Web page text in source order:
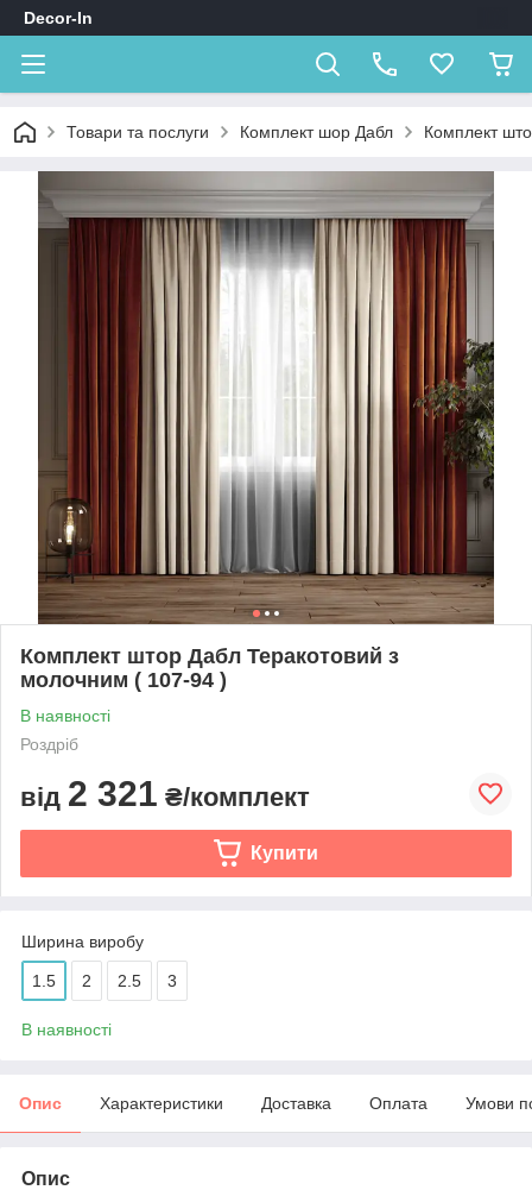
Decor-In
Товари та послуги Комплект шор Дабл Комплект
Комплект штор Дабл Теракотовий з
молочним ( 107-94 )
В наявності
Роздріб
від 2 321 ₴/комплект
Купити
Ширина виробу
1.5 2 2.5 3
В наявності
Опис Характеристики Доставка Оплата Умови
Опис